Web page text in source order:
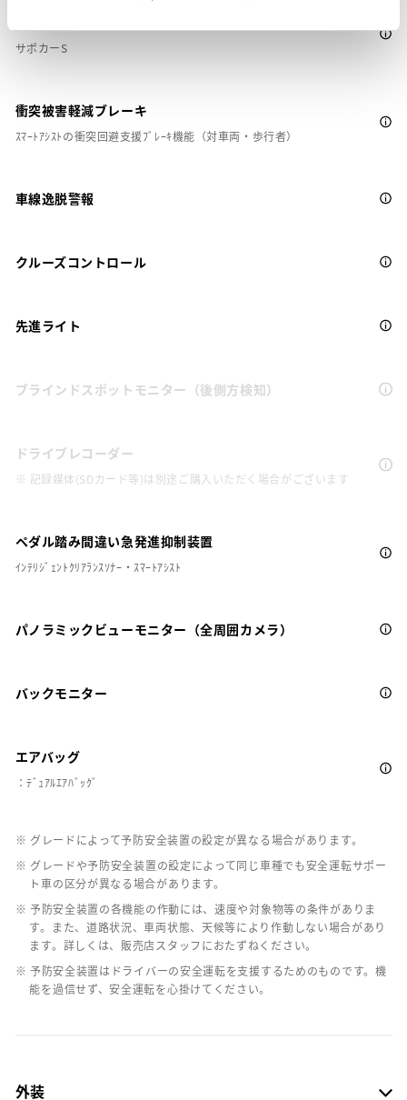
サポカーS
衝突被害軽減ブレーキ
ｽﾏｰﾄｱｼｽﾄの衝突回避支援ﾌﾞﾚｰｷ機能（対車両・歩行者）
車線逸脱警報
クルーズコントロール
先進ライト
ブラインドスポットモニター（後側方検知）
ドライブレコーダー
※ 記録媒体(SDカード等)は別途ご購入いただく場合がございます
ペダル踏み間違い急発進抑制装置
ｲﾝﾃﾘｼﾞｪﾝﾄｸﾘｱﾗﾝｽｿﾅｰ・ｽﾏｰﾄｱｼｽﾄ
パノラミックビューモニター（全周囲カメラ）
バックモニター
エアバッグ
：ﾃﾞｭｱﾙｴｱﾊﾞｯｸﾞ
※ グレードによって予防安全装置の設定が異なる場合があります。
※ グレードや予防安全装置の設定によって同じ車種でも安全運転サポー
ト車の区分が異なる場合があります。
※ 予防安全装置の各機能の作動には、速度や対象物等の条件がありま
す。また、道路状況、車両状態、天候等により作動しない場合があり
ます。詳しくは、販売店スタッフにおたずねください。
※ 予防安全装置はドライバーの安全運転を支援するためのものです。機
能を過信せず、安全運転を心掛けてください。
外装